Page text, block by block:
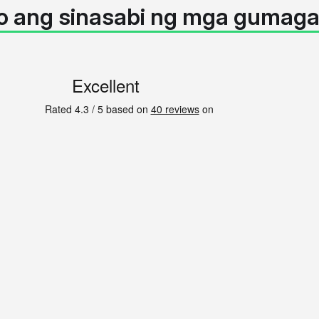
ang sinasabi ng mga